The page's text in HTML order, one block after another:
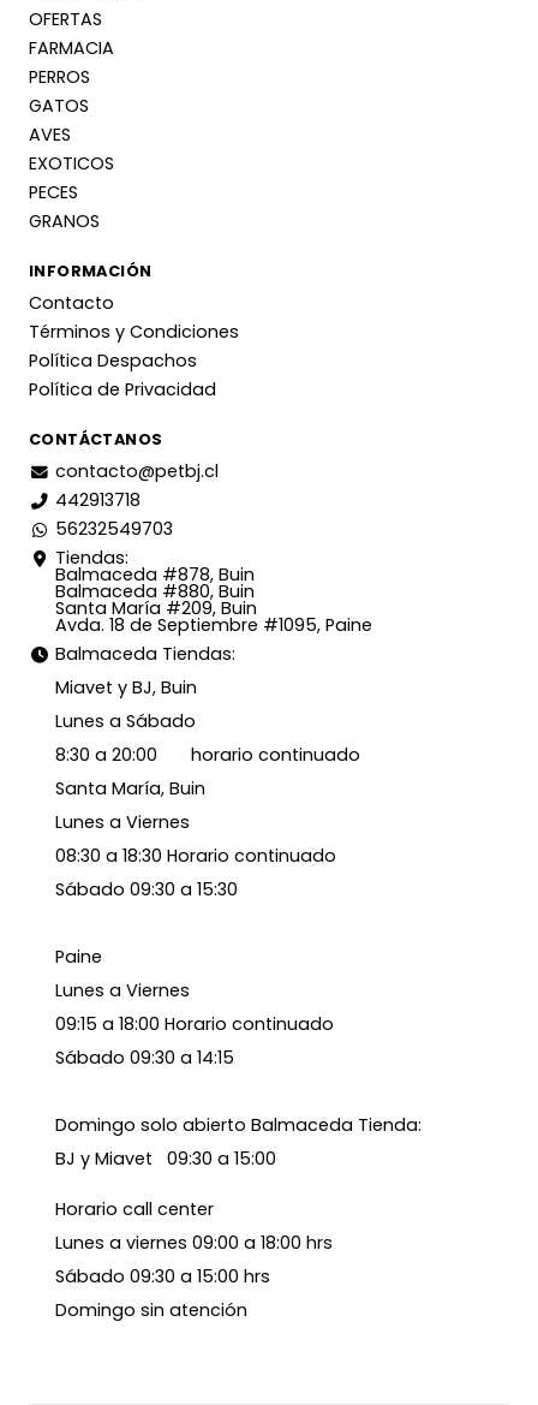
OFERTAS
FARMACIA
PERROS
GATOS
AVES
EXOTICOS
PECES
GRANOS
INFORMACIÓN
Contacto
Términos y Condiciones
Política Despachos
Política de Privacidad
CONTÁCTANOS
contacto@petbj.cl
442913718
56232549703
Tiendas:
Balmaceda #878, Buin
Balmaceda #880, Buin
Santa María #209, Buin
Avda. 18 de Septiembre #1095, Paine
Balmaceda Tiendas:
Miavet y BJ, Buin
Lunes a Sábado
8:30 a 20:00 horario continuado
Santa María, Buin
Lunes a Viernes
08:30 a 18:30 Horario continuado
Sábado 09:30 a 15:30
Paine
Lunes a Viernes
09:15 a 18:00 Horario continuado
Sábado 09:30 a 14:15
Domingo solo abierto Balmaceda Tienda:
BJ y Miavet 09:30 a 15:00
Horario call center
Lunes a viernes 09:00 a 18:00 hrs
Sábado 09:30 a 15:00 hrs
Domingo sin atención